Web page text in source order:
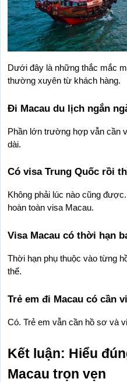
Dưới đây là những thắc mắc
thường xuyên từ khách hàng.
Đi Macau du lịch ngắn
Phần lớn trường hợp vẫn cần
dài.
Có visa Trung Quốc rồi
Không phải lúc nào cũng
hoàn toàn visa Macau.
Visa Macau có thời hạn
Thời hạn phụ thuộc vào từng
thể.
Trẻ em đi Macau có cần
Có. Trẻ em vẫn cần hồ sơ và
Kết luận: Hiểu
Macau trọn vẹn